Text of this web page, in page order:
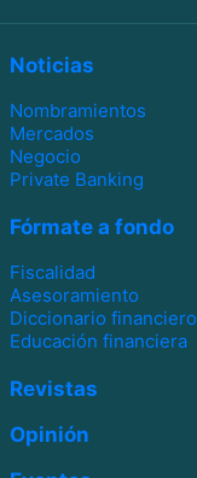
Noticias
Nombramientos
Mercados
Negocio
Private Banking
Fórmate a fondo
Fiscalidad
Asesoramiento
Diccionario financiero
Educación financiera
Revistas
Opinión